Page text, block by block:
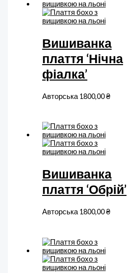
Вишиванка
плаття ‘Нічна
фіалка’
Авторська 1800,00₴
Вишиванка
плаття ‘Обрій’
Авторська 1800,00₴